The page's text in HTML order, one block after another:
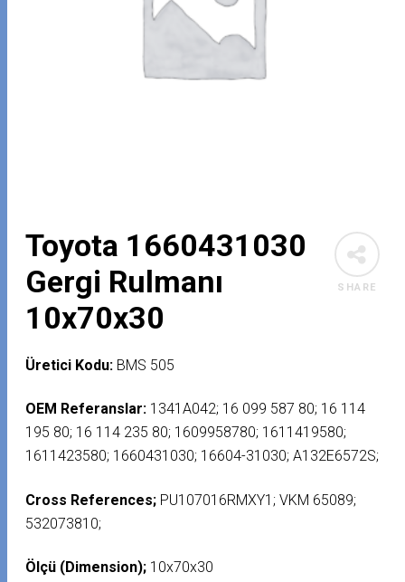
SHARE
Toyota 1660431030
Gergi Rulmanı
10x70x30
Üretici Kodu: BMS 505
OEM Referanslar: 1341A042; 16 099 587 80; 16 114
195 80; 16 114 235 80; 1609958780; 1611419580;
1611423580; 1660431030; 16604-31030; A132E6572S;
Cross References; PU107016RMXY1; VKM 65089;
532073810;
Ölçü (Dimension); 10x70x30